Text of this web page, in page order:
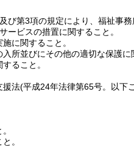
び第3項の規定により、福祉事
ービスの措置に関すること。
に関すること。
所並びにその他の適切な保護に
ること。
援法(平成24年法律第65号。以下
。